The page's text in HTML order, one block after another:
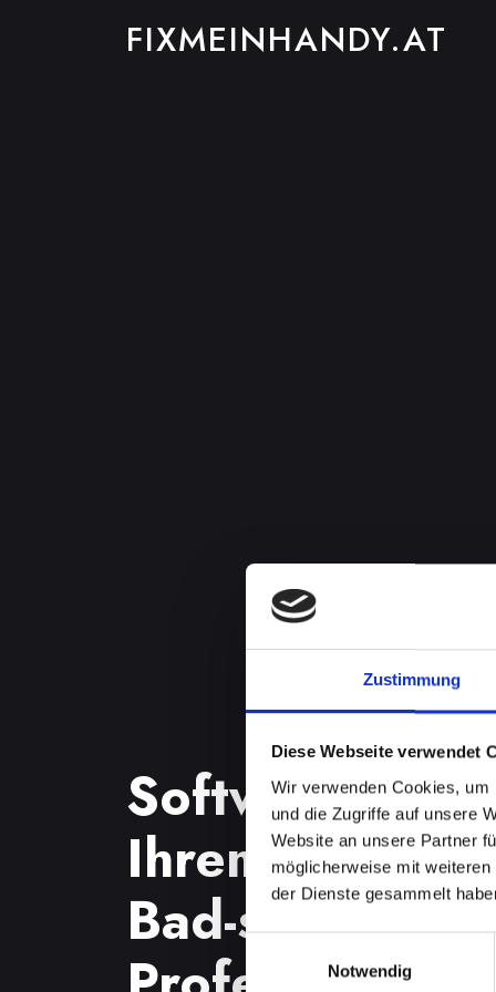
Zustimmung
Diese Webseite verwendet
Wir verwenden Cookies,
und die Zugriffe auf unsere
Website an unsere Partner
möglicherweise mit
der Dienste gesammelt
Einwilligungsauswahl
Notwendig
FIXMEINHANDY.AT
Ihrem
Bad-schönau?